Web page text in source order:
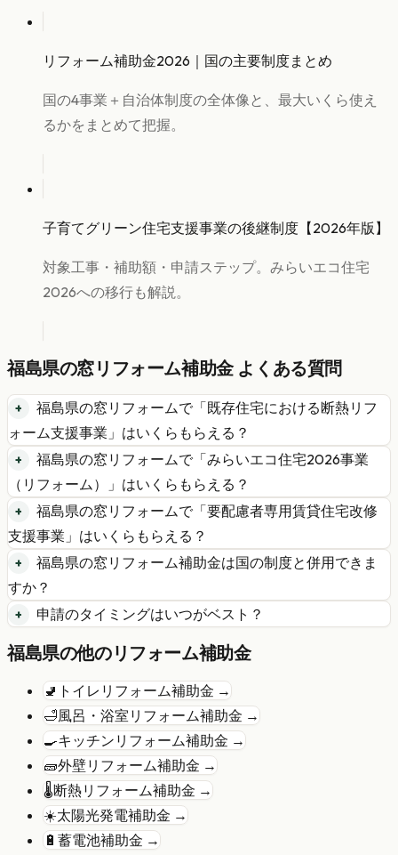
リフォーム補助金2026｜国の主要制度まとめ
国の4事業＋自治体制度の全体像と、最大いくら使え
るかをまとめて把握。
子育てグリーン住宅支援事業の後継制度【2026年版】
対象工事・補助額・申請ステップ。みらいエコ住宅
2026への移行も解説。
福島県の窓リフォーム補助金 よくある質問
福島県の窓リフォームで「既存住宅における断熱リフ
ォーム支援事業 」はいくらもらえる？
福島県の窓リフォームで「みらいエコ住宅2026事業
（リフォーム）
」はいくらもらえる？
福島県の窓リフォームで「要配慮者専用賃貸住宅改修
支援事業 」はいくらもらえる？
福島県の窓リフォーム補助金は国の制度と併用できま
すか？
申請のタイミングはいつがベスト？
福島県の他のリフォーム補助金
🚽 トイレリフォーム補助金 →
🛁風呂・浴室リフォーム補助金 →
🍳キッチンリフォーム補助金 →
🧱外壁リフォーム補助金 →
🌡️断熱リフォーム補助金 →
☀️太陽光発電補助金 →
🔋 蓄電池補助金 →